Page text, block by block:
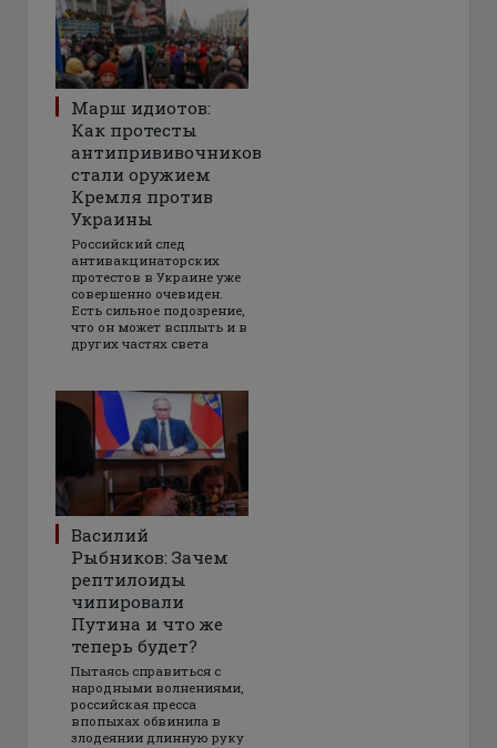
Марш идиотов:
Как протесты
антипрививочников
стали оружием
Кремля против
Украины
Российский след
антивакцинаторских
протестов в Украине уже
совершенно очевиден.
Есть сильное подозрение,
что он может всплыть и в
других частях света
Василий
Рыбников: Зачем
рептилоиды
чипировали
Путина и что же
теперь будет?
Пытаясь справиться с
народными волнениями,
российская пресса
впопыхах обвинила в
злодеянии длинную руку